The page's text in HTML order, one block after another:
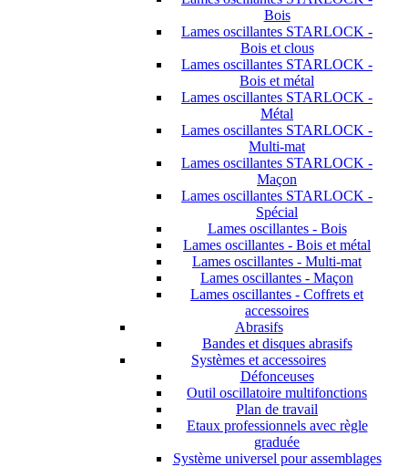
Bois
Lames oscillantes STARLOCK -
Bois et clous
Lames oscillantes STARLOCK -
Bois et métal
Lames oscillantes STARLOCK -
Métal
Lames oscillantes STARLOCK -
Multi-mat
Lames oscillantes STARLOCK -
Maçon
Lames oscillantes STARLOCK -
Spécial
Lames oscillantes - Bois
Lames oscillantes - Bois et métal
Lames oscillantes - Multi-mat
Lames oscillantes - Maçon
Lames oscillantes - Coffrets et
accessoires
Abrasifs
Bandes et disques abrasifs
Systèmes et accessoires
Défonceuses
Outil oscillatoire multifonctions
Plan de travail
Etaux professionnels avec règle
graduée
Système universel pour assemblages